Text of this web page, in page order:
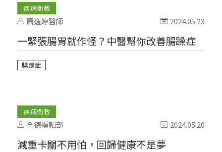
疾病衛教
蕭逸婷醫師 2024.05.23
一緊張腸胃就作怪？中醫幫你改善腸躁症
腸躁症
疾病衛教
全德編輯部 2024.05.20
減重卡關不用怕，回歸健康不是夢